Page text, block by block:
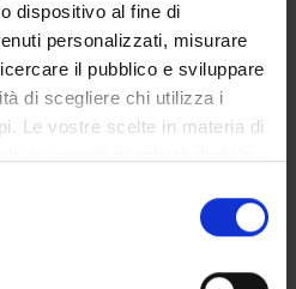
dispositivo al fine di
personalizzati, misurare
il pubblico e sviluppare
di scegliere chi utilizza i
Le vostre scelte in materia di
consenso in qualsiasi
sui cookie o facendo clic